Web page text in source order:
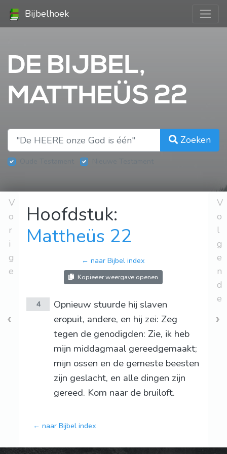
Bijbelhoek
DE BIJBEL,
MATTHEÜS 22
Zoeken
V
o
r
i
g
e
Hoofdstuk:
Mattheüs 22
← naar Bijbel index
Kopieëer weergave openen
4
Opnieuw stuurde hij slaven
eropuit, andere, en hij zei: Zeg
tegen de genodigden: Zie, ik heb
mijn middagmaal gereedgemaakt;
mijn ossen en de gemeste beesten
zijn geslacht, en alle dingen zijn
gereed. Kom naar de bruiloft.
← naar Bijbel index
V
o
l
g
e
n
d
e